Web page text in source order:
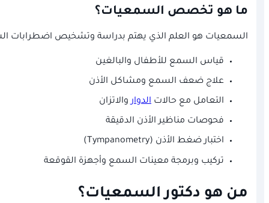
ما هو تخصص السمعيات؟
السمعيات هو العلم الذي يهتم بدراسة وتشخيص اضطرابات
قياس السمع للأطفال والبالغين
علاج ضعف السمع ومشاكل الأذن
التعامل مع حالات الدواروالاتزان
فحوصات مناظير الأذن الدقيقة
اختبار ضغط الأذن (Tympanometry)
تركيب وبرمجة معينات السمع وأجهزة القوقعة
من هو دكتور السمعيات؟